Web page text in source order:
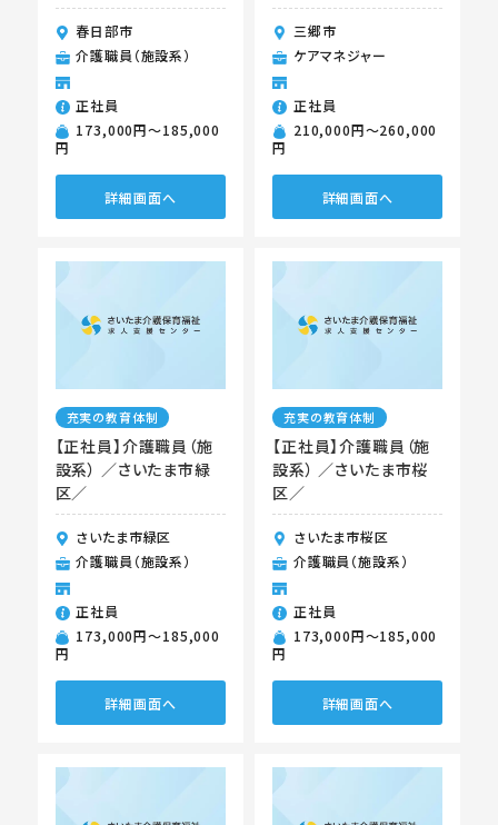
春日部市
介護職員（施設系）
正社員
173,000円〜185,000
円
詳細画面へ
三郷市
ケアマネジャー
正社員
210,000円〜260,000
円
詳細画面へ
充実の教育体制
【正社員】介護職員（施
設系） ／さいたま市緑
区／
さいたま市緑区
介護職員（施設系）
正社員
173,000円〜185,000
円
詳細画面へ
充実の教育体制
【正社員】介護職員（施
設系） ／さいたま市桜
区／
さいたま市桜区
介護職員（施設系）
正社員
173,000円〜185,000
円
詳細画面へ